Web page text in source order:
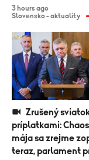
3 hours ago
Slovensko - aktuality
príplatkami:
mája sa zrejme
teraz, parlament